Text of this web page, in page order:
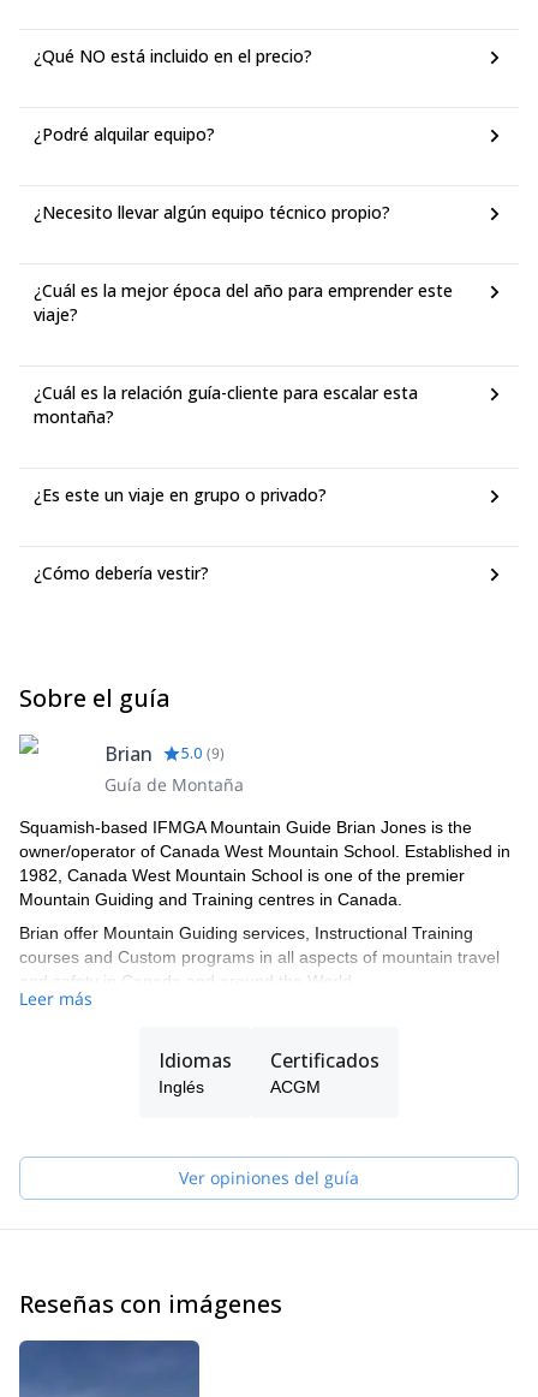
¿Qué NO está incluido en el precio?
¿Podré alquilar equipo?
¿Necesito llevar algún equipo técnico propio?
¿Cuál es la mejor época del año para emprender este
viaje?
¿Cuál es la relación guía-cliente para escalar esta
montaña?
¿Es este un viaje en grupo o privado?
¿Cómo debería vestir?
Sobre el guía
Brian 5.0 (9)
Guía de Montaña
Squamish-based IFMGA Mountain Guide Brian Jones is the
owner/operator of Canada West Mountain School. Established in
1982, Canada West Mountain School is one of the premier
Mountain Guiding and Training centres in Canada.
Brian offer Mountain Guiding services, Instructional Training
courses and Custom programs in all aspects of mountain travel
and safety in Canada and around the World.
Leer más
Idiomas
Inglés
Certificados
ACGM
Ver opiniones del guía
Reseñas con imágenes